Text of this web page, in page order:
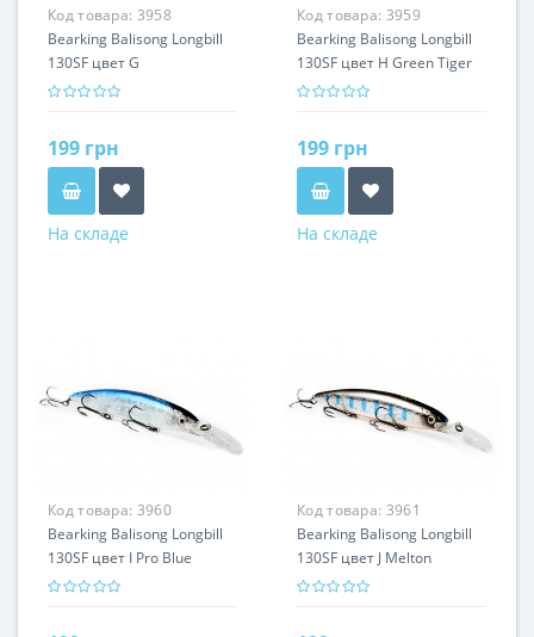
Код товара: 3958
Bearking Balisong Longbill
130SF цвет G
199 грн
На складе
Код товара: 3959
Bearking Balisong Longbill
130SF цвет H Green Tiger
199 грн
На складе
Код товара: 3960
Bearking Balisong Longbill
130SF цвет I Pro Blue
Код товара: 3961
Bearking Balisong Longbill
130SF цвет J Melton